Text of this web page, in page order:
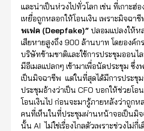
และน่าเป็นห่วงไปทั่วโลก เช่น ที่เกาะฮ่
เหยื่อถูกหลอกให้โอนเงิน เพราะมิจฉาชี
พเฟค (Deepfake)” ปลอมแปลงให้ห
เสียหายสูงถึง 900 ล้านบาท โดยองค์กร
บริษัทข้ามชาติและใช้การประชุมออนไ
มีอีเมลแปลกๆ เข้ามาเพื่อนัดประชุม ซึ่
เป็นมิจฉาชีพ แต่ในที่สุดได้มีการประ
ประชุมอ้างว่าเป็น CFO บอกให้ช่วยโอ
โอนเงินไป ก่อนจะมารู้ภายหลังว่าถูกห
คนที่เห็นในที่ประชุมผ่านหน้าจอเป็นมิ
นั้น AI ไม่ใช่เรื่องไกลตัวเพราะช่วงไม่กี่